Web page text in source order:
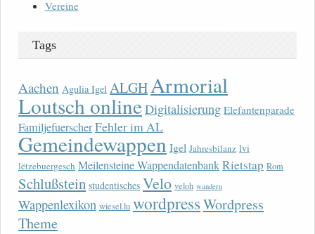
Vereine
Tags
Aachen Agulia Igel ALGHArmorial
Loutsch onlineDigitalisierung Elefantenparade
FamiljefuerscherFehler im AL
Gemeindewappen Igel Jahresbilanz lvi
lëtzebuergesch Meilensteine WappendatenbankRietstap Rom
Schlußstein studentisches Velo veloh wandern
Wappenlexikon wiesel.lu wordpressWordpress
Theme